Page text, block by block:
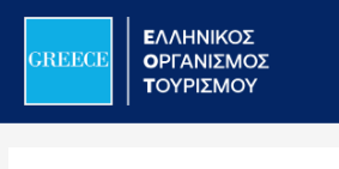
Σημείωση:
ιστότοπος
Μετάβαση
περιεχόμενο